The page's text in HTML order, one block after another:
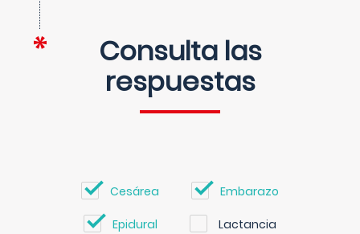
Consulta las
respuestas
Cesárea Embarazo
Epidural Lactancia